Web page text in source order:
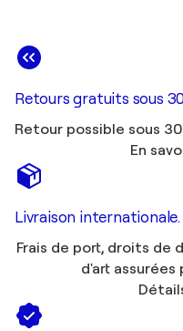
Retours gratuits sous
Retour possible sous
En
Livraison
Frais de port, droits de
d'art